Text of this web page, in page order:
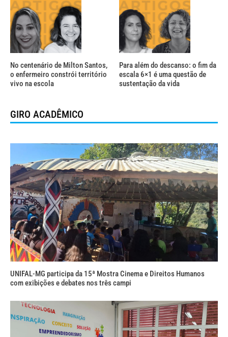
No centenário de Milton Santos,
o enfermeiro constrói território
vivo na escola
Para além do descanso: o fim da
escala 6×1 é uma questão de
sustentação da vida
GIRO ACADÊMICO
UNIFAL-MG participa da 15ª Mostra Cinema e Direitos Humanos
com exibições e debates nos três campi